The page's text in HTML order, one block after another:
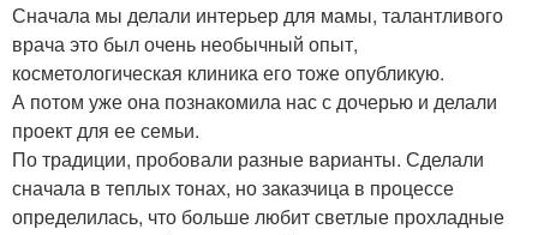
Сначала мы делали интерьер для мамы, талантливого
врача это был очень необычный опыт,
косметологическая клиника его тоже опубликую.
А потом уже она познакомила нас с дочерью и делали
проект для ее семьи.
По традиции, пробовали разные варианты. Сделали
сначала в теплых тонах, но заказчица в процессе
определилась, что больше любит светлые прохладные